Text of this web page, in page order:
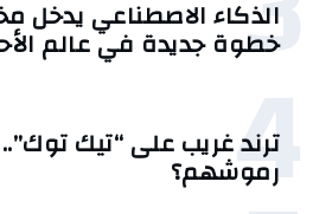
الذكاء الاصطناعي يدخل
خطوة جديدة في عالم
4
ترند غريب على “تيك
رموشهم؟